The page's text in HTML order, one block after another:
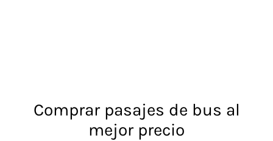
Comprar pasajes de bus al
mejor precio